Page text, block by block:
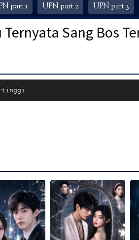
part 1 UPN part 2 UPN part 3
Sang Bos